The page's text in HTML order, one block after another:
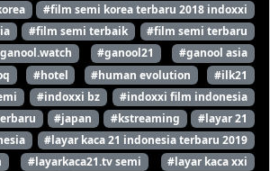
#film semi korea terbaru 2018 indoxxi
#film semi terbaik
#film semi terbaru
#ganool21
#ganool asia
#hotel #human evolution
#ilk21
#indoxxi bz
#indoxxi film indonesia
#japan #kstreaming
#layar 21
#layar kaca 21 indonesia terbaru 2019
#layarkaca21.tv semi
#layar kaca xxi